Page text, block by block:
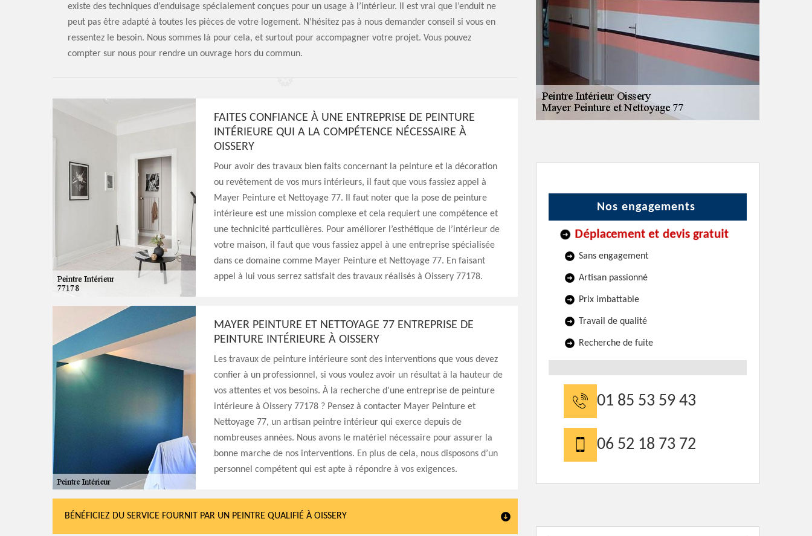
existe des techniques d’enduisage spécialement conçues pour un usage à l’intérieur. Il est vrai que l’enduit ne
peut pas être adapté à toutes les pièces de votre logement. N’hésitez pas à nous demander conseil si vous en
ressentez le besoin. Nous sommes là pour cela, et surtout pour accompagner votre projet. Vous pouvez
compter sur nous pour rendre un ouvrage hors du commun.
FAITES CONFIANCE À UNE ENTREPRISE DE PEINTURE
INTÉRIEURE QUI A LA COMPÉTENCE NÉCESSAIRE À
OISSERY
Pour avoir des travaux bien faits concernant la peinture et la décoration
ou revêtement de vos murs intérieurs, il faut que vous fassiez appel à
Mayer Peinture et Nettoyage 77. Il faut noter que la pose de peinture
intérieure est une mission complexe et cela requiert une compétence et
une technicité particulières. Pour améliorer l’esthétique de l’intérieur de
votre maison, il faut que vous fassiez appel à une entreprise spécialisée
dans ce domaine comme Mayer Peinture et Nettoyage 77. En faisant
appel à lui vous serrez satisfait des travaux réalisés à Oissery 77178.
MAYER PEINTURE ET NETTOYAGE 77 ENTREPRISE DE
PEINTURE INTÉRIEURE À OISSERY
Les travaux de peinture intérieure sont des interventions que vous devez
confier à un professionnel, si vous voulez avoir un résultat à la hauteur de
vos attentes et vos besoins. À la recherche d’une entreprise de peinture
intérieure à Oissery 77178 ? Pensez à contacter Mayer Peinture et
Nettoyage 77, un artisan peintre intérieur qui exerce depuis de
nombreuses années. Nous avons le matériel nécessaire pour assurer la
bonne marche de nos interventions. En plus de cela, nous disposons d’un
personnel compétent qui est apte à répondre à vos exigences.
BÉNÉFICIEZ DU SERVICE FOURNIT PAR UN PEINTRE QUALIFIÉ À OISSERY
Nos engagements
Déplacement et devis gratuit
Sans engagement
Artisan passionné
Prix imbattable
Travail de qualité
Recherche de fuite
01 85 53 59 43
06 52 18 73 72